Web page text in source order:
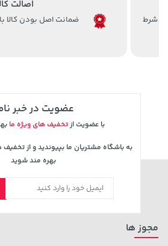
خرید
اصالت
ضمانت اصل بودن کالا
عضویت در خبر
با عضویت ازتخفیف های ویژه ما
به باشگاه مشتریان ما بپیوندید و از
بهره مند شوید
مجوز ها